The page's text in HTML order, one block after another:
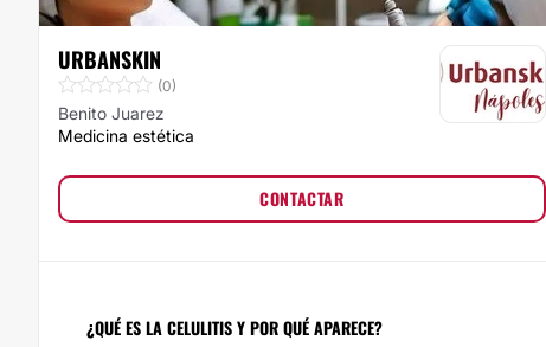
URBANSKIN
(0)
Benito Juarez
Medicina estética
CONTACTAR
¿QUÉ ES LA CELULITIS Y POR QUÉ APARECE?